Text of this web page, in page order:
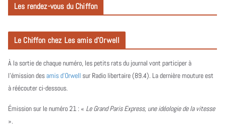
Les rendez-vous du Chiffon
Le Chiffon chez Les amis d’Orwell
À la sortie de chaque numéro, les petits rats du journal vont participer à
l’émission des amis d’Orwell sur Radio libertaire (89.4). La dernière mouture est
à réécouter ci-dessous.
Émission sur le numéro 21 : « Le Grand Paris Express, une idéologie de la vitesse
».